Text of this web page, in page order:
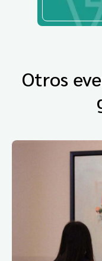
Otros